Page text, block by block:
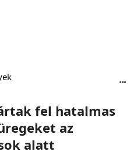
fel hatalmas
az
alatt